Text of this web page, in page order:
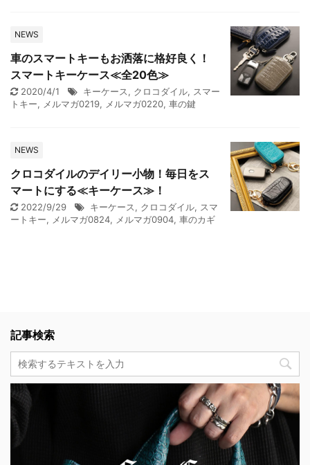
NEWS
車のスマートキーもお洒落に格好良く！
スマートキーケース≪全20色≫
2020/4/1 キーケース, クロコダイル, スマー
トキー, メルマガ0219, メルマガ0220, 車の鍵
NEWS
クロコダイルのデイリー小物！毎日をス
マートにする≪キーケース≫！
2022/9/29 キーケース, クロコダイル, スマ
ートキー, メルマガ0824, メルマガ0904, 車のカギ
記事検索